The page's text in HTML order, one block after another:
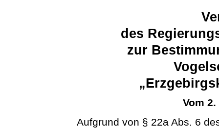
des
zur
Vom
Aufgrund von § 22a Abs. 6